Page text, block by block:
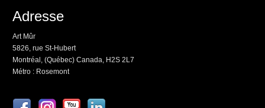
Adresse
Art Mûr
5826, rue St-Hubert
Montréal, (Québec) Canada, H2S 2L7
Métro : Rosemont